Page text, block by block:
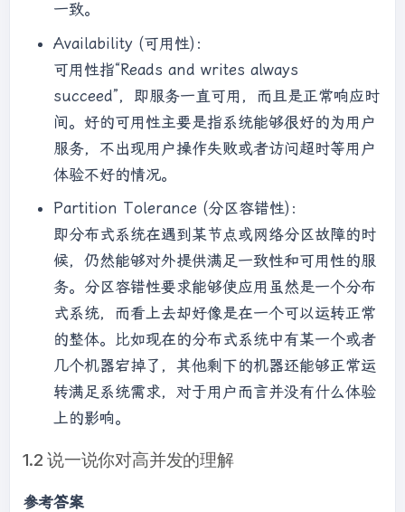
一致。
Availability (可用性)：
可用性指“Reads and writes always
succeed”，即服务一直可用，而且是正常响应时
间。好的可用性主要是指系统能够很好的为用户
服务，不出现用户操作失败或者访问超时等用户
体验不好的情况。
Partition Tolerance (分区容错性)：
即分布式系统在遇到某节点或网络分区故障的时
候，仍然能够对外提供满足一致性和可用性的服
务。分区容错性要求能够使应用虽然是一个分布
式系统，而看上去却好像是在一个可以运转正常
的整体。比如现在的分布式系统中有某一个或者
几个机器宕掉了，其他剩下的机器还能够正常运
转满足系统需求，对于用户而言并没有什么体验
上的影响。
1.2 说一说你对高并发的理解
参考答案